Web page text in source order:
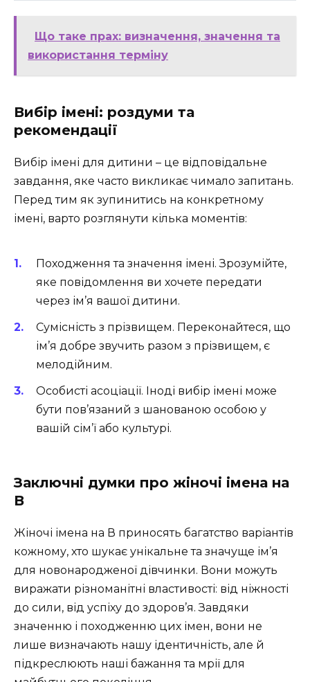
Що таке прах: визначення, значення та
використання терміну
Вибір імені: роздуми та
рекомендації
Вибір імені для дитини – це відповідальне
завдання, яке часто викликає чимало запитань.
Перед тим як зупинитись на конкретному
імені, варто розглянути кілька моментів:
Походження та значення імені. Зрозумійте,
яке повідомлення ви хочете передати
через ім’я вашої дитини.
Сумісність з прізвищем. Переконайтеся, що
ім’я добре звучить разом з прізвищем, є
мелодійним.
Особисті асоціації. Іноді вибір імені може
бути пов’язаний з шанованою особою у
вашій сім’ї або культурі.
Заключні думки про жіночі імена на
В
Жіночі імена на В приносять багатство варіантів
кожному, хто шукає унікальне та значуще ім’я
для новонародженої дівчинки. Вони можуть
виражати різноманітні властивості: від ніжності
до сили, від успіху до здоров’я. Завдяки
значенню і походженню цих імен, вони не
лише визначають нашу ідентичність, але й
підкреслюють наші бажання та мрії для